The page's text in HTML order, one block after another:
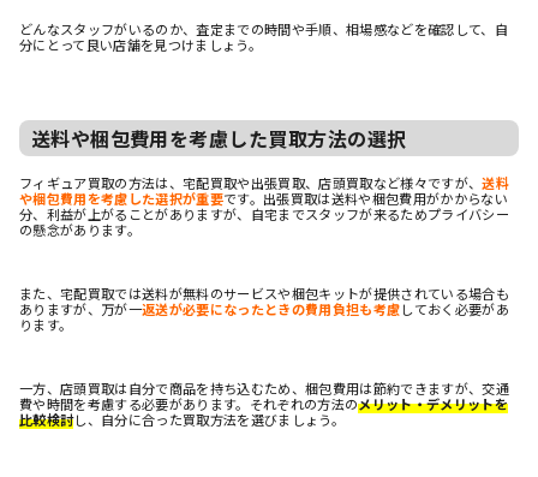
どんなスタッフがいるのか、査定までの時間や手順、相場感などを確認して、自
分にとって良い店舗を見つけましょう。
送料や梱包費用を考慮した買取方法の選択
フィギュア買取の方法は、宅配買取や出張買取、店頭買取など様々ですが、送料
や梱包費用を考慮した選択が重要です。出張買取は送料や梱包費用がかからない
分、利益が上がることがありますが、自宅までスタッフが来るためプライバシー
の懸念があります。
また、宅配買取では送料が無料のサービスや梱包キットが提供されている場合も
ありますが、万が一返送が必要になったときの費用負担も考慮しておく必要があ
ります。
一方、店頭買取は自分で商品を持ち込むため、梱包費用は節約できますが、交通
費や時間を考慮する必要があります。それぞれの方法のメリット・デメリットを
比較検討し、自分に合った買取方法を選びましょう。